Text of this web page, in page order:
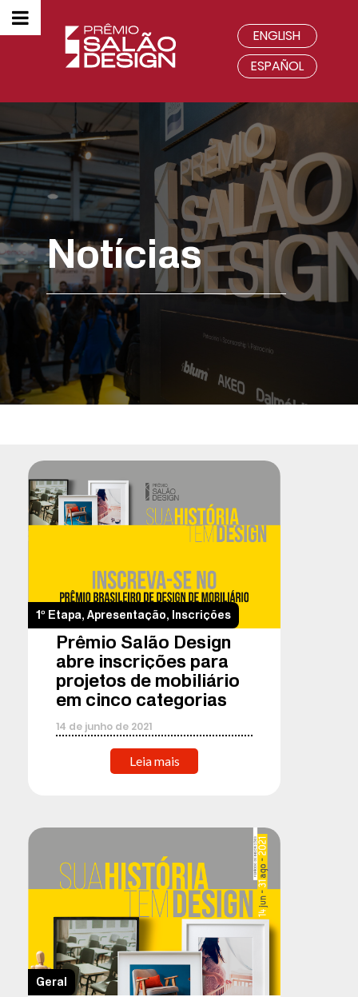
ENGLISH
ESPAÑOL
Notícias
1º Etapa,Apresentação, Inscrições
Prêmio Salão Design
abre inscrições para
projetos de mobiliário
em cinco categorias
14 de junho de 2021
Leia mais
Geral